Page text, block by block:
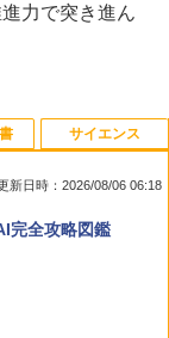
力で突き進ん
新日時：2026/08/06 06:18
完全攻略図鑑
サイエンス